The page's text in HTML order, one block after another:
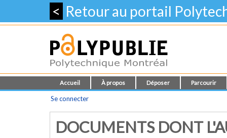
< Retour au portail
Accueil À propos Déposer Parcourir
Se connecter
DOCUMENTS DONT